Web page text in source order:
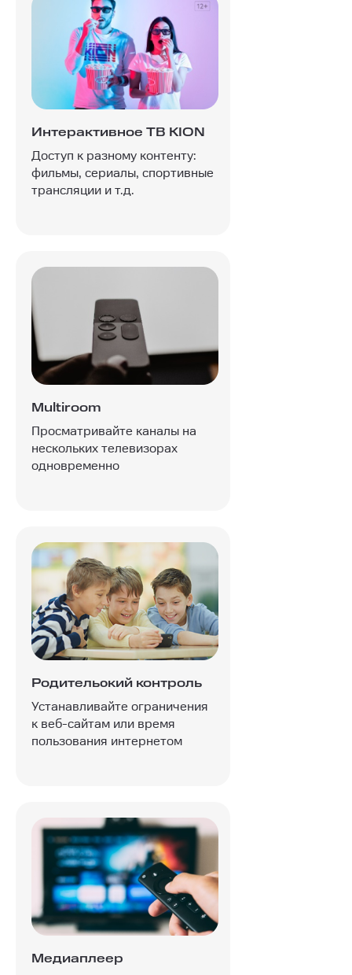
Интерактивное ТВ KION
Доступ к разному контенту:
фильмы, сериалы, спортивные
трансляции и т.д.
Multiroom
Просматривайте каналы на
нескольких телевизорах
одновременно
Родительский контроль
Устанавливайте ограничения
к веб-сайтам или время
пользования интернетом
Медиаплеер